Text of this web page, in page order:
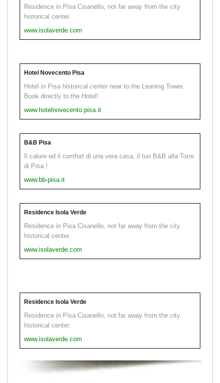
Residence in Pisa Cisanello, not far away from the city
historical center.
www.isolaverde.com
Hotel Novecento Pisa
Hotel in Pisa historical center near to the Leaning Tower.
Book directly to the Hotel!
www.hotelnovecento.pisa.it
B&B Pisa
Il calore ed il comfort di una vera casa, il tuo B&B alla Torre
di Pisa !
www.bb-pisa.it
Residence Isola Verde
Residence in Pisa Cisanello, not far away from the city
historical center.
www.isolaverde.com
Residence Isola Verde
Residence in Pisa Cisanello, not far away from the city
historical center.
www.isolaverde.com